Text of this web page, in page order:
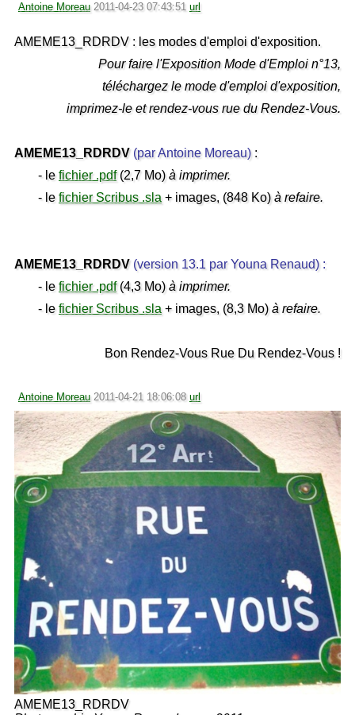
Antoine Moreau 2011-04-23 07:43:51 url
AMEME13_RDRDV : les modes d'emploi d'exposition.
Pour faire l'Exposition Mode d'Emploi n°13,
téléchargez le mode d'emploi d'exposition,
imprimez-le et rendez-vous rue du Rendez-Vous.
AMEME13_RDRDV(par Antoine Moreau):
- lefichier .pdf(2,7 Mo)à imprimer.
- lefichier Scribus .sla + images, (848 Ko)à refaire.
AMEME13_RDRDV(version 13.1 par Youna Renaud) :
- lefichier .pdf(4,3 Mo)à imprimer.
- lefichier Scribus .sla + images, (8,3 Mo)à refaire.
Bon Rendez-Vous Rue Du Rendez-Vous !
Antoine Moreau 2011-04-21 18:06:08 url
AMEME13_RDRDV